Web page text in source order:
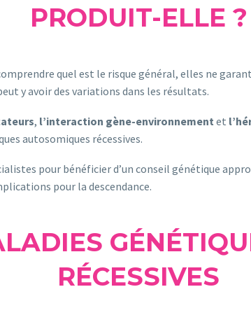
PRODUIT-ELLE ?
quel est le risque général, elles ne
y avoir des variations dans les résultats.
, l’interaction gène-environnement et
autosomiques récessives.
pour bénéficier d’un conseil génétique
pour la descendance.
RÉCESSIVES